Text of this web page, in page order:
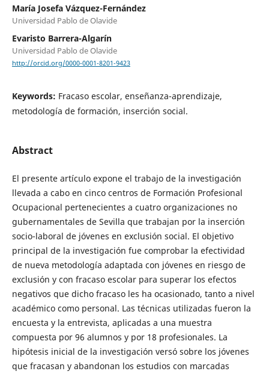
María Josefa Vázquez-Fernández
Universidad Pablo de Olavide
Evaristo Barrera-Algarín
Universidad Pablo de Olavide
http://orcid.org/0000-0001-8201-9423
Keywords: Fracaso escolar, enseñanza-aprendizaje,
metodología de formación, inserción social.
Abstract
El presente artículo expone el trabajo de la investigación
llevada a cabo en cinco centros de Formación Profesional
Ocupacional pertenecientes a cuatro organizaciones no
gubernamentales de Sevilla que trabajan por la inserción
socio-laboral de jóvenes en exclusión social. El objetivo
principal de la investigación fue comprobar la efectividad
de nueva metodología adaptada con jóvenes en riesgo de
exclusión y con fracaso escolar para superar los efectos
negativos que dicho fracaso les ha ocasionado, tanto a nivel
académico como personal. Las técnicas utilizadas fueron la
encuesta y la entrevista, aplicadas a una muestra
compuesta por 96 alumnos y por 18 profesionales. La
hipótesis inicial de la investigación versó sobre los jóvenes
que fracasan y abandonan los estudios con marcadas